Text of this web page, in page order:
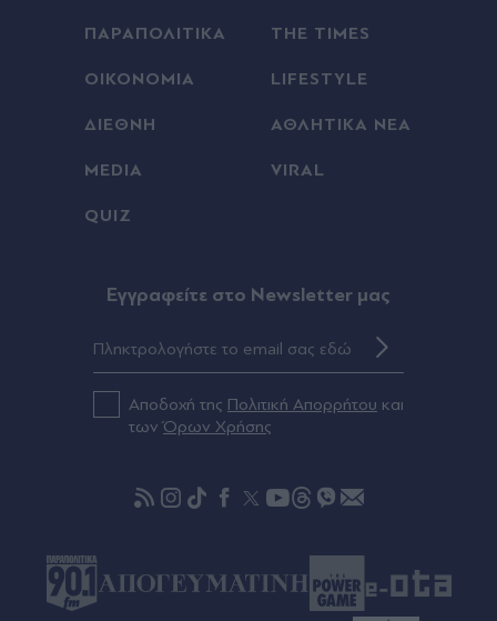
ΠΑΡΑΠΟΛΙΤΙΚΑ THE TIMES
ΟΙΚΟΝΟΜΙΑ LIFESTYLE
ΔΙΕΘΝΗ ΑΘΛΗΤΙΚΑ ΝΕΑ
MEDIA VIRAL
QUIZ
Eγγραφείτε στο Newsletter μας
Αποδοχή της Πολιτική Απορρήτου και
τωνΌρων Χρήσης